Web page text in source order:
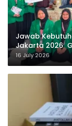
Jawab
Jakarta 2026
Sukamanah
16 July 2026